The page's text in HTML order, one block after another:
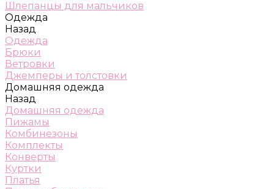
Шлепанцы для мальчиков
Одежда
Назад
Одежда
Брюки
Ветровки
Джемперы и толстовки
Домашняя одежда
Назад
Домашняя одежда
Пижамы
Комбинезоны
Комплекты
Конверты
Куртки
Платья